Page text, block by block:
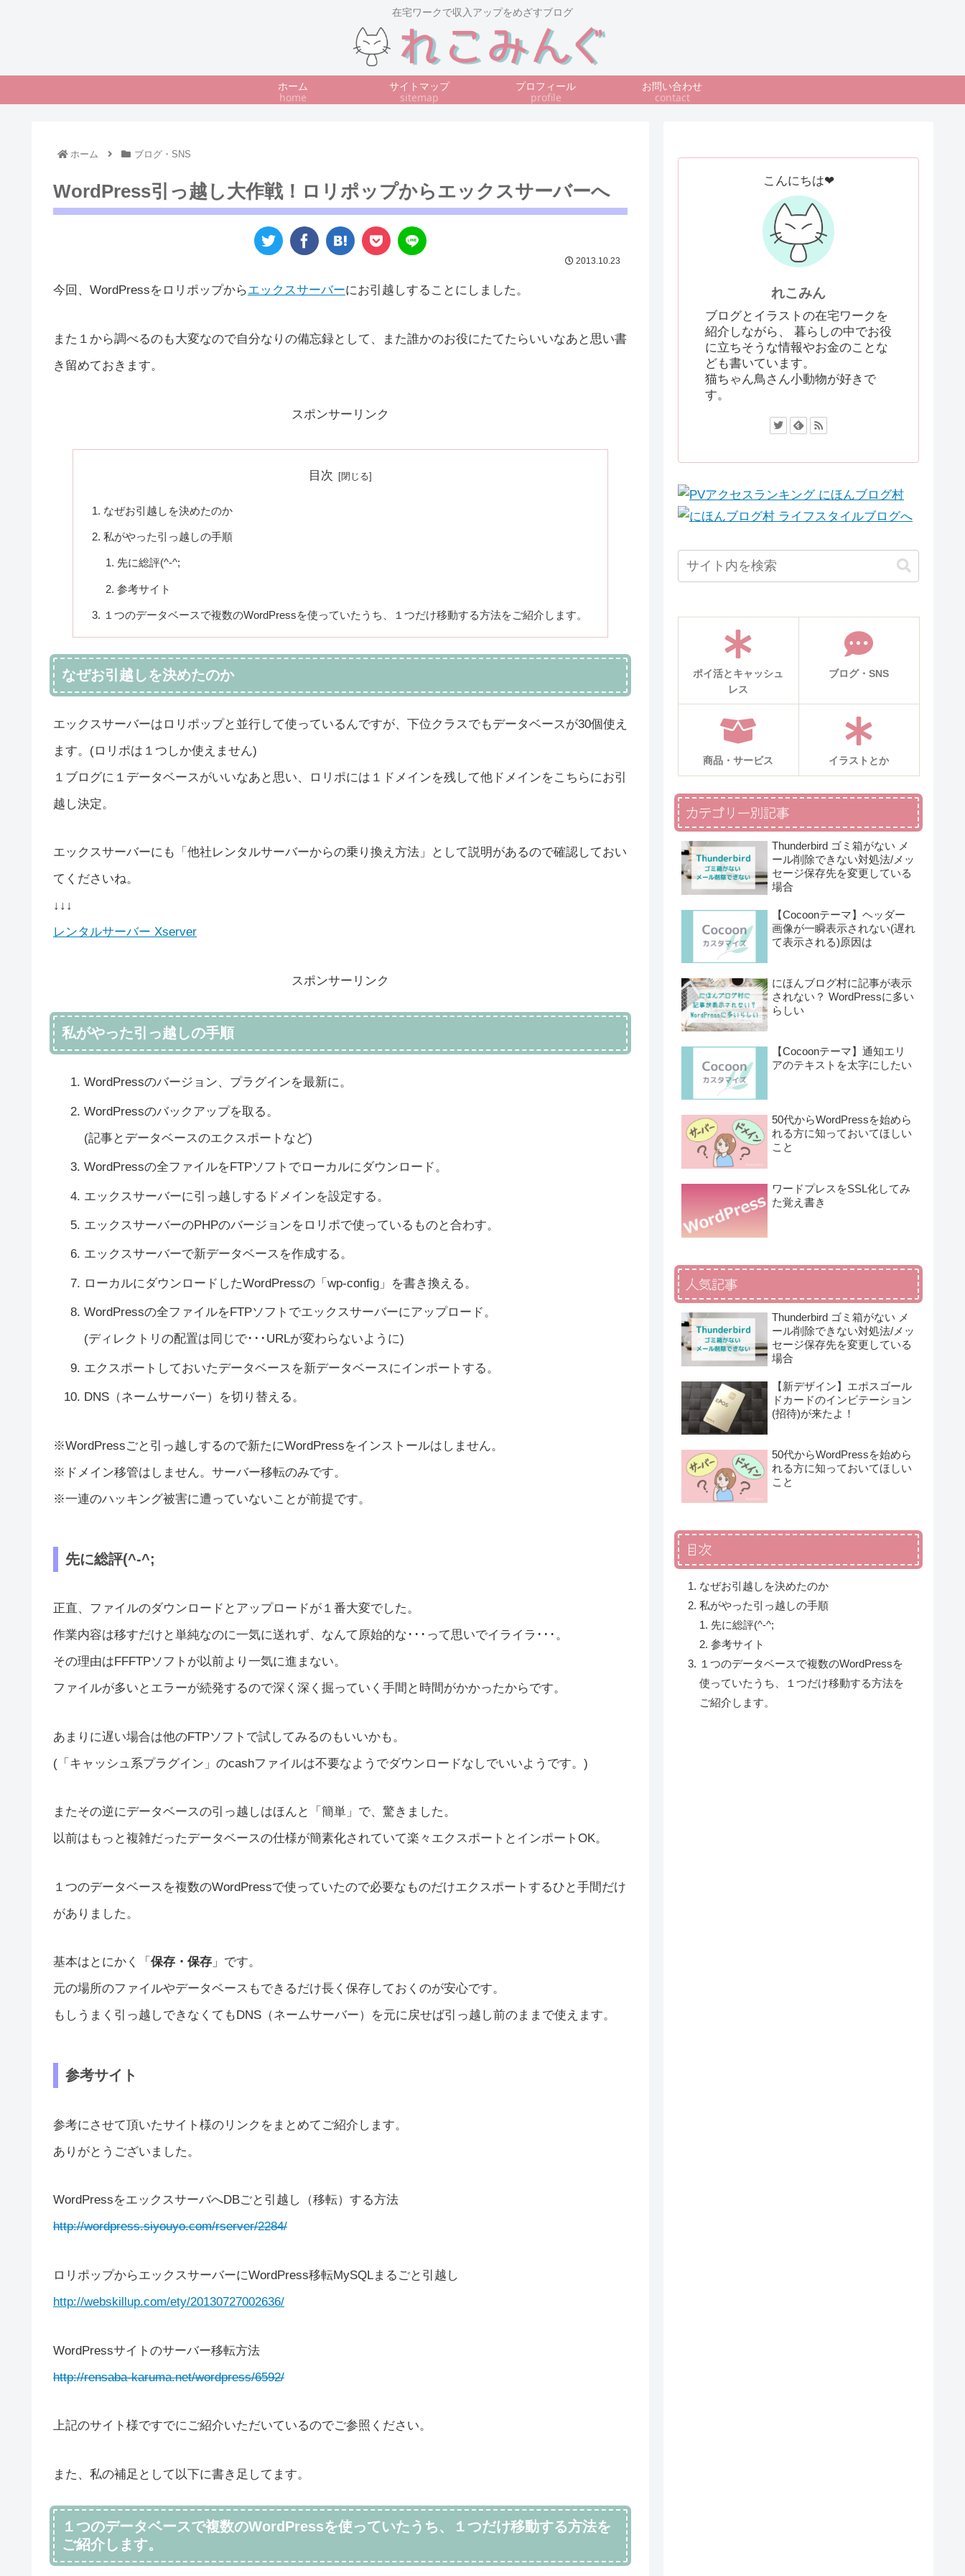
在宅ワークで収入アップをめざすブログ
ホーム
home
サイトマップ
sitemap
プロフィール
profile
お問い合わせ
contact
ホーム ブログ・SNS
WordPress引っ越し大作戦！ロリポップからエックスサーバーへ
2013.10.23
今回、WordPressをロリポップからエックスサーバーにお引越しすることにしました。
また１から調べるのも大変なので自分なりの備忘録として、また誰かのお役にたてたらいいなあと思い書
き留めておきます。
スポンサーリンク
目次
なぜお引越しを決めたのか
私がやった引っ越しの手順
先に総評(^-^;
参考サイト
１つのデータベースで複数のWordPressを使っていたうち、１つだけ移動する方法をご紹介します。
なぜお引越しを決めたのか
エックスサーバーはロリポップと並行して使っているんですが、下位クラスでもデータベースが30個使え
ます。(ロリポは１つしか使えません)
１ブログに１データベースがいいなあと思い、ロリポには１ドメインを残して他ドメインをこちらにお引
越し決定。
エックスサーバーにも「他社レンタルサーバーからの乗り換え方法」として説明があるので確認しておい
てくださいね。
↓↓↓
レンタルサーバー Xserver
スポンサーリンク
私がやった引っ越しの手順
WordPressのバージョン、プラグインを最新に。
WordPressのバックアップを取る。
(記事とデータベースのエクスポートなど)
WordPressの全ファイルをFTPソフトでローカルにダウンロード。
エックスサーバーに引っ越しするドメインを設定する。
エックスサーバーのPHPのバージョンをロリポで使っているものと合わす。
エックスサーバーで新データベースを作成する。
ローカルにダウンロードしたWordPressの「wp-config」を書き換える。
WordPressの全ファイルをFTPソフトでエックスサーバーにアップロード。
(ディレクトリの配置は同じで･･･URLが変わらないように)
エクスポートしておいたデータベースを新データベースにインポートする。
DNS（ネームサーバー）を切り替える。
※WordPressごと引っ越しするので新たにWordPressをインストールはしません。
※ドメイン移管はしません。サーバー移転のみです。
※一連のハッキング被害に遭っていないことが前提です。
先に総評(^-^;
正直、ファイルのダウンロードとアップロードが１番大変でした。
作業内容は移すだけと単純なのに一気に送れず、なんて原始的な･･･って思いでイライラ･･･。
その理由はFFFTPソフトが以前より一気に進まない。
ファイルが多いとエラーが続発するので深く深く掘っていく手間と時間がかかったからです。
あまりに遅い場合は他のFTPソフトで試してみるのもいいかも。
(「キャッシュ系プラグイン」のcashファイルは不要なようでダウンロードなしでいいようです。)
またその逆にデータベースの引っ越しはほんと「簡単」で、驚きました。
以前はもっと複雑だったデータベースの仕様が簡素化されていて楽々エクスポートとインポートOK。
１つのデータベースを複数のWordPressで使っていたので必要なものだけエクスポートするひと手間だけ
がありました。
基本はとにかく「 保存・保存 」です。
元の場所のファイルやデータベースもできるだけ長く保存しておくのが安心です。
もしうまく引っ越しできなくてもDNS（ネームサーバー）を元に戻せば引っ越し前のままで使えます。
参考サイト
参考にさせて頂いたサイト様のリンクをまとめてご紹介します。
ありがとうございました。
WordPressをエックスサーバへDBごと引越し（移転）する方法
http://wordpress.siyouyo.com/rserver/2284/
ロリポップからエックスサーバーにWordPress移転MySQLまるごと引越し
http://webskillup.com/ety/20130727002636/
WordPressサイトのサーバー移転方法
http://rensaba-karuma.net/wordpress/6592/
上記のサイト様ですでにご紹介いただいているのでご参照ください。
また、私の補足として以下に書き足してます。
１つのデータベースで複数のWordPressを使っていたうち、１つだけ移動する方法を
ご紹介します。
こんにちは❤
れこみん
ブログとイラストの在宅ワークを
紹介しながら、 暮らしの中でお役
に立ちそうな情報やお金のことな
ども書いています。
猫ちゃん鳥さん小動物が好きで
す。
ポイ活とキャッシュ
レス
ブログ・SNS
商品・サービス イラストとか
カテゴリー別記事
Thunderbird ゴミ箱がない メ
ール削除できない対処法/メッ
セージ保存先を変更している
場合
【Cocoonテーマ】ヘッダー
画像が一瞬表示されない(遅れ
て表示される)原因は
にほんブログ村に記事が表示
されない？ WordPressに多い
らしい
【Cocoonテーマ】通知エリ
アのテキストを太字にしたい
50代からWordPressを始めら
れる方に知っておいてほしい
こと
ワードプレスをSSL化してみ
た覚え書き
人気記事
Thunderbird ゴミ箱がない メ
ール削除できない対処法/メッ
セージ保存先を変更している
場合
【新デザイン】エポスゴール
ドカードのインビテーション
(招待)が来たよ！
50代からWordPressを始めら
れる方に知っておいてほしい
こと
目次
なぜお引越しを決めたのか
私がやった引っ越しの手順
先に総評(^-^;
参考サイト
１つのデータベースで複数のWordPressを
使っていたうち、１つだけ移動する方法を
ご紹介します。